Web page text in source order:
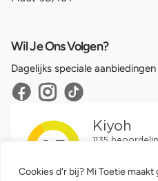
Cookies d'r bij? Mi Toetie
Wil Je Ons Volgen?
Dagelijks speciale